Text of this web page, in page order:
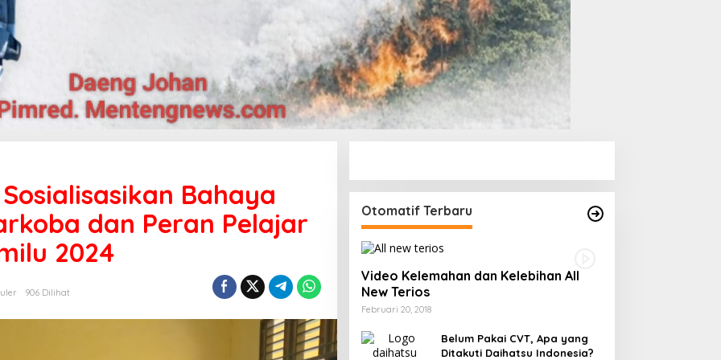
Bahaya
dan Peran Pelajar
2024
906 Dilihat
Otomatif Terbaru
Video Kelemahan dan Kelebihan All
New Terios
Februari 20, 2018
Belum Pakai CVT, Apa yang
Ditakuti Daihatsu Indonesia?